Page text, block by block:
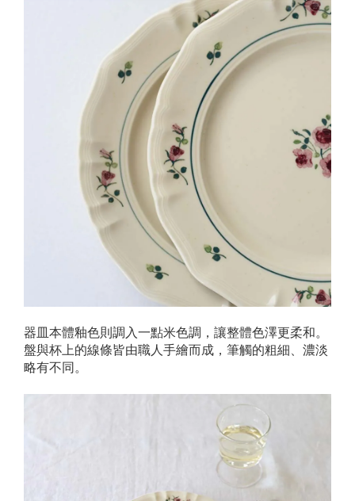
器皿本體釉色則調入一點米色調，讓整體色澤更柔和。
盤與杯上的線條皆由職人手繪而成，筆觸的粗細、濃淡
略有不同。